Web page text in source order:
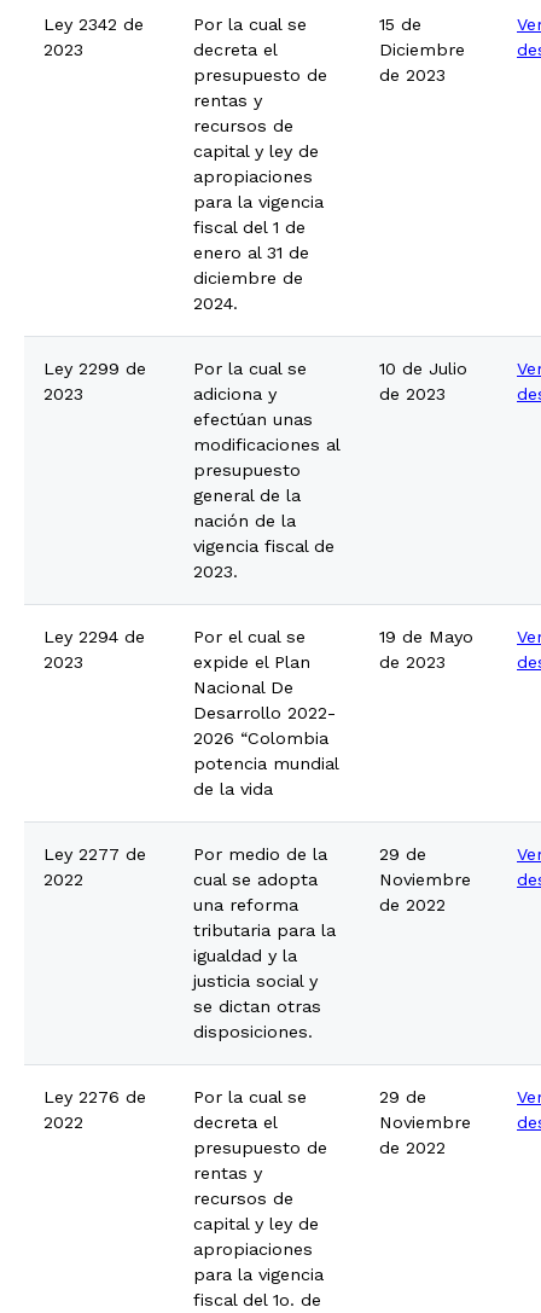
Ley 2342 de
2023
Por la cual se
decreta el
presupuesto de
rentas y
recursos de
capital y ley de
apropiaciones
para la vigencia
fiscal del 1 de
enero al 31 de
diciembre de
2024.
15 de
Diciembre
de 2023
Ley 2299 de
2023
Por la cual se
adiciona y
efectúan unas
modificaciones al
presupuesto
general de la
nación de la
vigencia fiscal de
2023.
10 de Julio
de 2023
Ley 2294 de
2023
Por el cual se
expide el Plan
Nacional De
Desarrollo 2022-
2026 “Colombia
potencia mundial
de la vida
19 de Mayo
de 2023
Ley 2277 de
2022
Por medio de la
cual se adopta
una reforma
tributaria para la
igualdad y la
justicia social y
se dictan otras
disposiciones.
29 de
Noviembre
de 2022
Ley 2276 de
2022
Por la cual se
decreta el
presupuesto de
rentas y
recursos de
capital y ley de
apropiaciones
para la vigencia
fiscal del 1o. de
29 de
Noviembre
de 2022